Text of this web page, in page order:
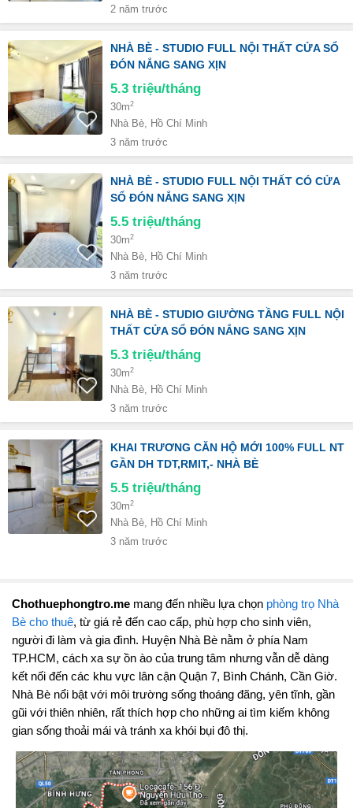
2 năm trước
NHÀ BÈ - STUDIO FULL NỘI THẤT CỬA SỔ
ĐÓN NẮNG SANG XỊN
5.3 triệu/tháng
30m2
Nhà Bè, Hồ Chí Minh
3 năm trước
NHÀ BÈ - STUDIO FULL NỘI THẤT CÓ CỬA
SỔ ĐÓN NẮNG SANG XỊN
5.5 triệu/tháng
30m2
Nhà Bè, Hồ Chí Minh
3 năm trước
NHÀ BÈ - STUDIO GIƯỜNG TẦNG FULL NỘI
THẤT CỬA SỔ ĐÓN NẮNG SANG XỊN
5.3 triệu/tháng
30m2
Nhà Bè, Hồ Chí Minh
3 năm trước
KHAI TRƯƠNG CĂN HỘ MỚI 100% FULL NT
GẦN DH TDT,RMIT,- NHÀ BÈ
5.5 triệu/tháng
30m2
Nhà Bè, Hồ Chí Minh
3 năm trước
Chothuephongtro.me mang đến nhiều lựa chọn phòng trọ Nhà
Bè cho thuê, từ giá rẻ đến cao cấp, phù hợp cho sinh viên,
người đi làm và gia đình. Huyện Nhà Bè nằm ở phía Nam
TP.HCM, cách xa sự ồn ào của trung tâm nhưng vẫn dễ dàng
kết nối đến các khu vực lân cận Quận 7, Bình Chánh, Cần Giờ.
Nhà Bè nổi bật với môi trường sống thoáng đãng, yên tĩnh, gần
gũi với thiên nhiên, rất thích hợp cho những ai tìm kiếm không
gian sống thoải mái và tránh xa khói bụi đô thị.